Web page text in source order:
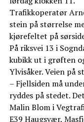
Trafikkoperatør
stein på størrelse
kjørefeltet på
På riksvei 13 i
kubikk ut i grøften
Ylvisåker. Veien på
– Fjellsiden må
ryddes på stedet.
Malin Blom i
E39 Haugsvær,